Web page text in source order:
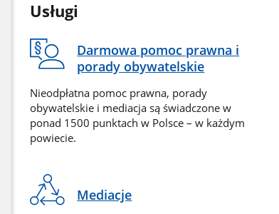
Usługi
Darmowa pomoc prawna i
porady obywatelskie
Nieodpłatna pomoc prawna, porady
obywatelskie i mediacja są świadczone w
ponad 1500 punktach w Polsce – w każdym
powiecie.
Mediacje